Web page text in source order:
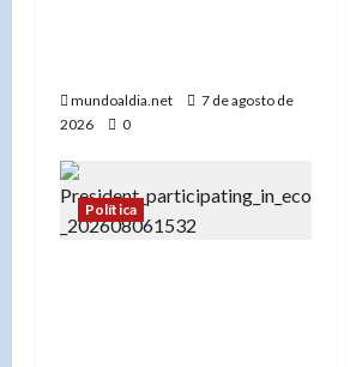
mundoaldia.net
7 de agosto de
2026
0
Política